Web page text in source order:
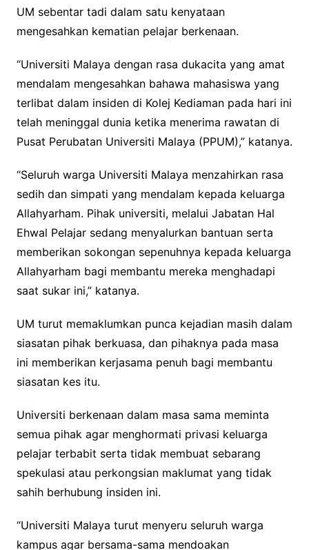
UM sebentar tadi dalam satu kenyataan
mengesahkan kematian pelajar berkenaan.
“Universiti Malaya dengan rasa dukacita yang amat
mendalam mengesahkan bahawa mahasiswa yang
terlibat dalam insiden di Kolej Kediaman pada hari ini
telah meninggal dunia ketika menerima rawatan di
Pusat Perubatan Universiti Malaya (PPUM),” katanya.
“Seluruh warga Universiti Malaya menzahirkan rasa
sedih dan simpati yang mendalam kepada keluarga
Allahyarham. Pihak universiti, melalui Jabatan Hal
Ehwal Pelajar sedang menyalurkan bantuan serta
memberikan sokongan sepenuhnya kepada keluarga
Allahyarham bagi membantu mereka menghadapi
saat sukar ini,” katanya.
UM turut memaklumkan punca kejadian masih dalam
siasatan pihak berkuasa, dan pihaknya pada masa
ini memberikan kerjasama penuh bagi membantu
siasatan kes itu.
Universiti berkenaan dalam masa sama meminta
semua pihak agar menghormati privasi keluarga
pelajar terbabit serta tidak membuat sebarang
spekulasi atau perkongsian maklumat yang tidak
sahih berhubung insiden ini.
“Universiti Malaya turut menyeru seluruh warga
kampus agar bersama-sama mendoakan